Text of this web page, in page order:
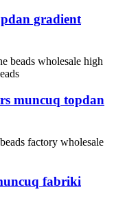
gradient
muncuq topdan
fabriki